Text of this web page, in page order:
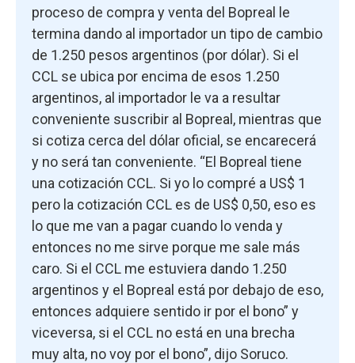
proceso de compra y venta del Bopreal le
termina dando al importador un tipo de cambio
de 1.250 pesos argentinos (por dólar). Si el
CCL se ubica por encima de esos 1.250
argentinos, al importador le va a resultar
conveniente suscribir al Bopreal, mientras que
si cotiza cerca del dólar oficial, se encarecerá
y no será tan conveniente. “El Bopreal tiene
una cotización CCL. Si yo lo compré a US$ 1
pero la cotización CCL es de US$ 0,50, eso es
lo que me van a pagar cuando lo venda y
entonces no me sirve porque me sale más
caro. Si el CCL me estuviera dando 1.250
argentinos y el Bopreal está por debajo de eso,
entonces adquiere sentido ir por el bono” y
viceversa, si el CCL no está en una brecha
muy alta, no voy por el bono”, dijo Soruco.